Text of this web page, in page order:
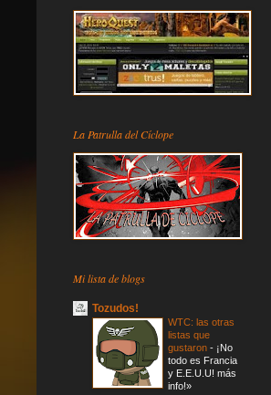
La Patrulla del Cíclope
Mi lista de blogs
Tozudos!
WTC: las otras
listas que
gustaron - ¡No
todo es Francia
y E.E.U.U! más
info!»